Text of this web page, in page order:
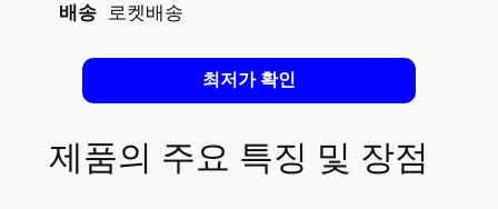
배송 로켓배송
최저가 확인
제품의 주요 특징 및 장점